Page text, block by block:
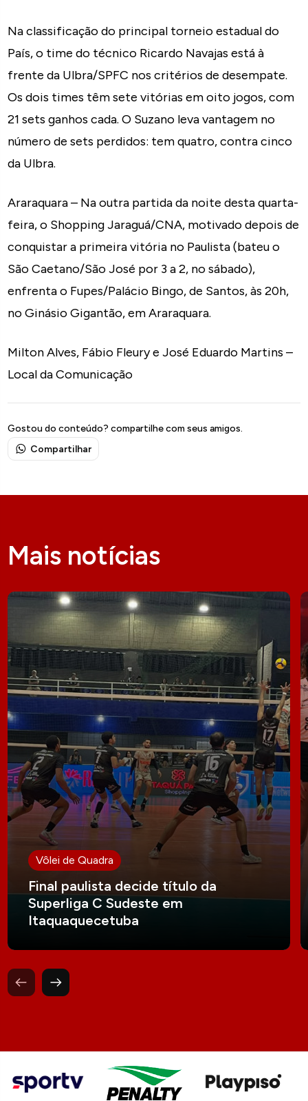
Na classificação do principal torneio estadual do
País, o time do técnico Ricardo Navajas está à
frente da Ulbra/SPFC nos critérios de desempate.
Os dois times têm sete vitórias em oito jogos, com
21 sets ganhos cada. O Suzano leva vantagem no
número de sets perdidos: tem quatro, contra cinco
da Ulbra.
Araraquara – Na outra partida da noite desta quarta-
feira, o Shopping Jaraguá/CNA, motivado depois de
conquistar a primeira vitória no Paulista (bateu o
São Caetano/São José por 3 a 2, no sábado),
enfrenta o Fupes/Palácio Bingo, de Santos, às 20h,
no Ginásio Gigantão, em Araraquara.
Milton Alves, Fábio Fleury e José Eduardo Martins –
Local da Comunicação
Gostou do conteúdo? compartilhe com seus amigos.
Compartilhar
Mais notícias
Vôlei de Quadra
Final paulista decide título da
Superliga C Sudeste em
Itaquaquecetuba